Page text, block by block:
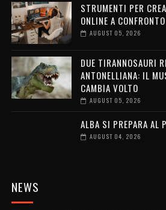
STRUMENTI PER
ONLINE A CONFRONTO
AUGUST 05, 2026
DUE TIRANNOSAURI
ANTONELLIANA: IL
CAMBIA VOLTO
AUGUST 05, 2026
ALBA SI PREPARA AL
AUGUST 04, 2026
NEWS